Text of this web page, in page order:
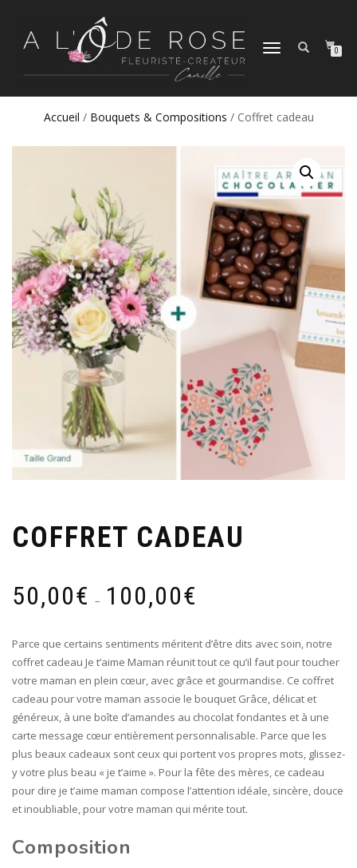
DÉPLIER
0
Accueil / Bouquets & Compositions / Coffret cadeau
COFFRET CADEAU
50,00€ – 100,00€
50,00€
Parce que certains sentiments méritent d’être dits avec soin, notre
coffret cadeau Je t’aime Maman réunit tout ce qu’il faut pour toucher
votre maman en plein cœur, avec grâce et gourmandise. Ce coffret
cadeau pour votre maman associe le bouquet Grâce, délicat et
généreux, à une boîte d’amandes au chocolat fondantes et à une
carte message cœur entièrement personnalisable. Parce que les
plus beaux cadeaux sont ceux qui portent vos propres mots, glissez-
y votre plus beau « je t’aime ». Pour la fête des mères, ce cadeau
pour dire je t’aime maman compose l’attention idéale, sincère, douce
et inoubliable, pour votre maman qui mérite tout.
Composition